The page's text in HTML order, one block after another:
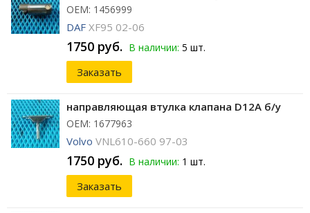
ОЕМ: 1456999
DAF XF95 02-06
1750 руб. В наличии: 5 шт.
Заказать
направляющая втулка клапана D12A б/у
ОЕМ: 1677963
Volvo VNL610-660 97-03
1750 руб. В наличии: 1 шт.
Заказать